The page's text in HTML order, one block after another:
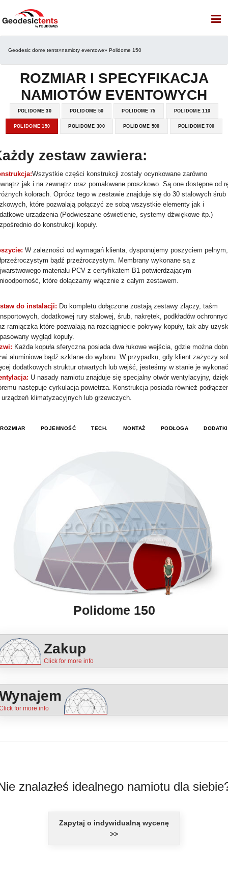
Geodesic dome tents»namioty eventowe» Polidome 150
ROZMIAR I SPECYFIKACJA
NAMIOTÓW EVENTOWYCH
POLIDOME 30 POLIDOME 50 POLIDOME 75 POLIDOME 110
POLIDOME 150 POLIDOME 300 POLIDOME 500 POLIDOME 700
zestaw zawiera:
Wszystkie części konstrukcji zostały ocynkowane zarówno
jak i na zewnątrz oraz pomalowane proszkowo. Są one dostępne od
kolorach. Oprócz tego w zestawie znajduje się do 30 stalowych śrub
które pozwalają połączyć ze sobą wszystkie elementy jak i
urządzenia (Podwieszane oświetlenie, systemy dźwiękowe itp.)
do konstrukcji kopuły.
W zależności od wymagań klienta, dysponujemy poszyciem pełnym,
bądź przeźroczystym. Membrany wykonane są z
materiału PCV z certyfikatem B1 potwierdzającym
które dołączamy włącznie z całym zestawem.
do instalacji: Do kompletu dołączone zostają zestawy złączy, taśm
dodatkowej rury stalowej, śrub, nakrętek, podkładów
ramiączka które pozwalają na rozciągnięcie pokrywy kopuły, tak aby
wygląd kopuły.
Każda kopuła sferyczna posiada dwa łukowe wejścia, gdzie można
aluminiowe bądź szklane do wyboru. W przypadku, gdy klient zażyczy
dodatkowych struktur otwartych lub wejść, jesteśmy w stanie je
U nasady namiotu znajduje się specjalny otwór wentylacyjny,
następuje cyrkulacja powietrza. Konstrukcja posiada również
urządzeń klimatyzacyjnych lub grzewczych.
ROZMIAR POJEMNOŚĆ TECH. MONTAŻ PODŁOGA DODATKI
Polidome 150
Zakup
znalazłeś idealnego namiotu dla
Zapytaj o indywidualną wycenę
>>